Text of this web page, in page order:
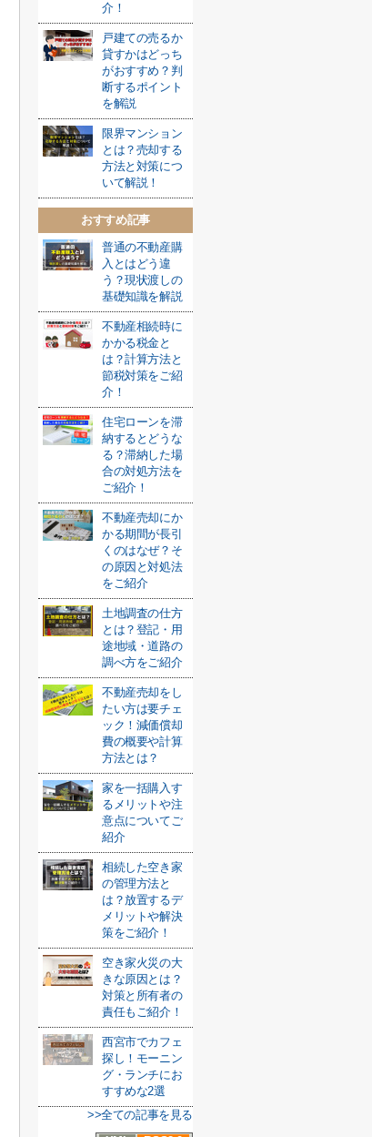
介！
戸建ての売るか
貸すかはどっち
がおすすめ？判
断するポイント
を解説
限界マンション
とは？売却する
方法と対策につ
いて解説！
おすすめ記事
普通の不動産購
入とはどう違
う？現状渡しの
基礎知識を解説
不動産相続時に
かかる税金と
は？計算方法と
節税対策をご紹
介！
住宅ローンを滞
納するとどうな
る？滞納した場
合の対処方法を
ご紹介！
不動産売却にか
かる期間が長引
くのはなぜ？そ
の原因と対処法
をご紹介
土地調査の仕方
とは？登記・用
途地域・道路の
調べ方をご紹介
不動産売却をし
たい方は要チェ
ック！減価償却
費の概要や計算
方法とは？
家を一括購入す
るメリットや注
意点についてご
紹介
相続した空き家
の管理方法と
は？放置するデ
メリットや解決
策をご紹介！
空き家火災の大
きな原因とは？
対策と所有者の
責任もご紹介！
西宮市でカフェ
探し！モーニン
グ・ランチにお
すすめな2選
>>全ての記事を見る